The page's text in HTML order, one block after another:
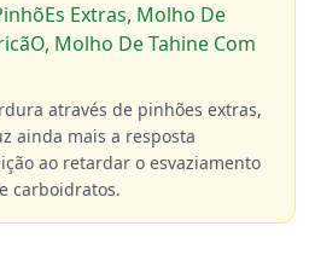
Extras, Molho De
Molho De Tahine Com
através de pinhões extras,
ainda mais a resposta
ao retardar o esvaziamento
carboidratos.